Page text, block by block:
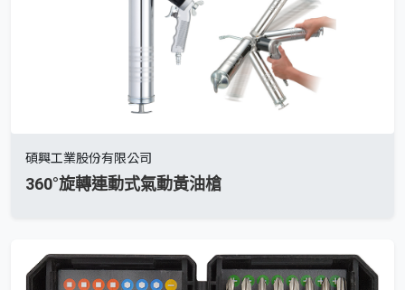
碩興工業股份有限公司
360°旋轉連動式氣動黃油槍